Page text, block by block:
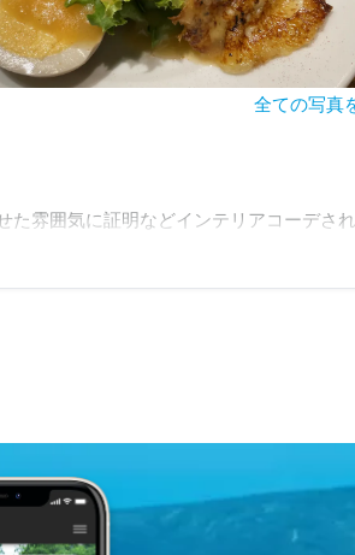
全ての写真
雰囲気に証明などインテリアコーデされ
も美味しく、何もかも本当に良かったで